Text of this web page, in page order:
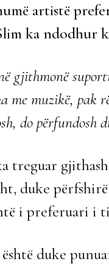
artistë
ka ndodhur
gjithmonë
me muzikë, pak
do përfundosh
treguar
duke
i preferuari i
duke